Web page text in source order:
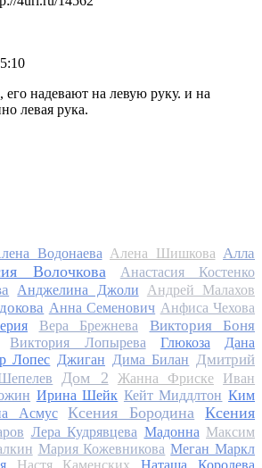
надевают на левую руку. и на
левая рука.
Водонаева Алена Шишкова Алла
Волочкова Анастасия Костенко
Анджелина Джоли
Андрей Малахов
Анна Семенович Анфиса Чехова
Вера Брежнева Виктория Боня
Виктория Лопырева Глюкоза
Дана
Лопес Джиган Дима Билан Дмитрий
Дом 2 Жанна Фриске
Иван
Ирина Шейк Кейт Миддлтон Ким
Асмус Ксения Бородина
Ксения
Лера Кудрявцева Мадонна Максим
Мария Кожевникова Меган Маркл